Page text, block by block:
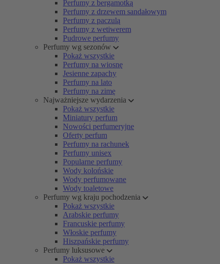
Perfumy z bergamotką
Perfumy z drzewem sandałowym
Perfumy z paczulą
Perfumy z wetiwerem
Pudrowe perfumy
Perfumy wg sezonów
Pokaż wszystkie
Perfumy na wiosnę
Jesienne zapachy
Perfumy na lato
Perfumy na zimę
Najważniejsze wydarzenia
Pokaż wszystkie
Miniatury perfum
Nowości perfumeryjne
Oferty perfum
Perfumy na rachunek
Perfumy unisex
Popularne perfumy
Wody kolońskie
Wody perfumowane
Wody toaletowe
Perfumy wg kraju pochodzenia
Pokaż wszystkie
Arabskie perfumy
Francuskie perfumy
Włoskie perfumy
Hiszpańskie perfumy
Perfumy luksusowe
Pokaż wszystkie